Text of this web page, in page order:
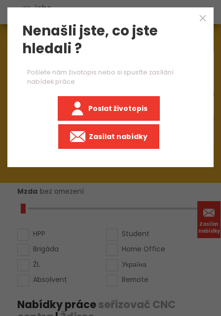
Zasílat
nabídky
Aktuálně1545nabídek práce
Mzda bez omezení
HPP
Brigáda
ŽL
Absolvent
Student
Home Office
Україна
Remote
Nabídky práceseřizovač CNC
Nenašli jste, co jste
hledali ?
Pošlete nám životopis nebo si spusťte zasílání
nabídek práce
Poslat životopis
Zasílat nabídky